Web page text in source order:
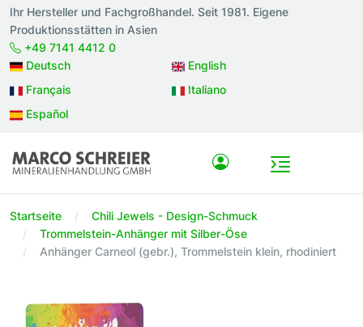
Ihr Hersteller und Fachgroßhandel. Seit 1981. Eigene
Produktionsstätten in Asien
+49 7141 4412 0
Deutsch
English
Français
Italiano
Español
Startseite
Chili Jewels - Design-Schmuck
Trommelstein-Anhänger mit Silber-Öse
Anhänger Carneol (gebr.), Trommelstein klein, rhodiniert